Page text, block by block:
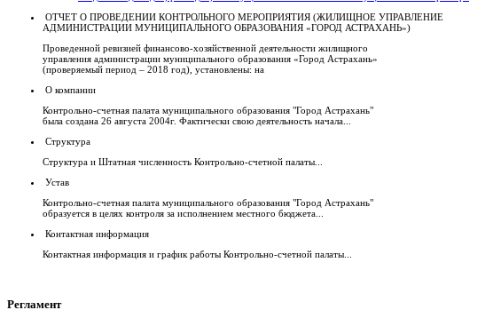
ОТЧЕТ О ПРОВЕДЕНИИ КОНТРОЛЬНОГО МЕРОПРИЯТИЯ (ЖИЛИЩНОЕ УПРАВЛЕНИЕ
АДМИНИСТРАЦИИ МУНИЦИПАЛЬНОГО ОБРАЗОВАНИЯ «ГОРОД АСТРАХАНЬ»)
Проведенной ревизией финансово-хозяйственной деятельности жилищного
управления администрации муниципального образования «Город Астрахань»
(проверяемый период – 2018 год), установлены: на
О компании
Контрольно-счетная палата муниципального образования "Город Астрахань"
была создана 26 августа 2004г. Фактически свою деятельность начала...
Структура
Структура и Штатная численность Контрольно-счетной палаты...
Устав
Контрольно-счетная палата муниципального образования "Город Астрахань"
образуется в целях контроля за исполнением местного бюджета...
Контактная информация
Контактная информация и график работы Контрольно-счетной палаты...
Регламент